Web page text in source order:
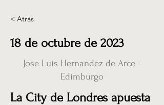
< Atrás
18 de octubre de 2023
Jose Luis Hernandez de Arce -
Edimburgo
La City de Londres apuesta